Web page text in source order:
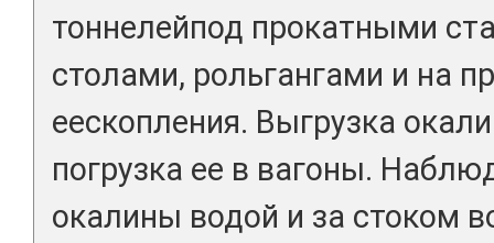
тоннелейпод прокатными
столами, рольгангами и на
еескопления. Выгрузка
погрузка ее в вагоны.
окалины водой и за стоком